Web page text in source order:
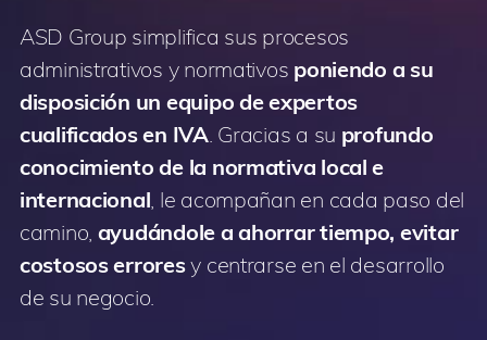
ASD Group simplifica sus procesos
administrativos y normativos poniendo a su
disposición un equipo de expertos
cualificados en IVA. Gracias a su profundo
conocimiento de la normativa local e
internacional , le acompañan en cada paso del
camino, ayudándole a ahorrar tiempo, evitar
costosos erroresy centrarse en el desarrollo
de su negocio.